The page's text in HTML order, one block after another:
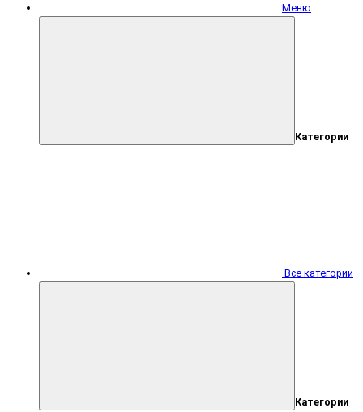
Меню
Категории
Все категории
Категории